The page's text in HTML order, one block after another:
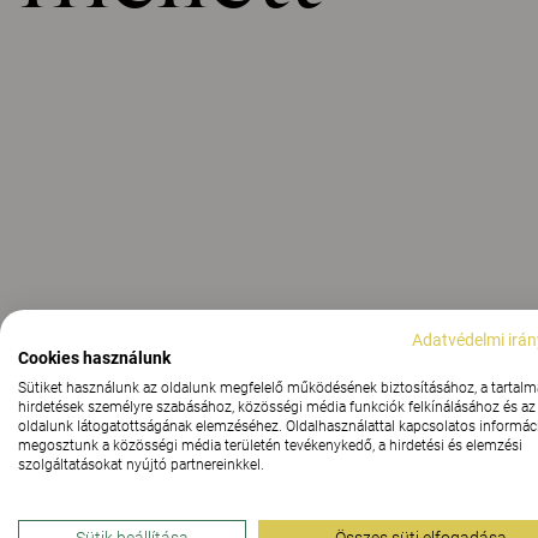
Adatvédelmi
Cookies használunk
Sütiket használunk az oldalunk megfelelő működésének biztosításához, a
hirdetések személyre szabásához, közösségi média funkciók felkínálásához és az
oldalunk látogatottságának elemzéséhez. Oldalhasználattal kapcsolatos
megosztunk a közösségi média területén tevékenykedő, a hirdetési és elemzési
szolgáltatásokat nyújtó partnereinkkel.